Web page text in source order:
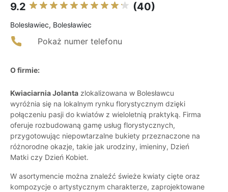
9.2 (40)
Bolesławiec, Bolesławiec
Pokaż numer telefonu
O firmie:
Kwiaciarnia Jolanta zlokalizowana w Bolesławcu
wyróżnia się na lokalnym rynku florystycznym dzięki
połączeniu pasji do kwiatów z wieloletnią praktyką. Firma
oferuje rozbudowaną gamę usług florystycznych,
przygotowując niepowtarzalne bukiety przeznaczone na
różnorodne okazje, takie jak urodziny, imieniny, Dzień
Matki czy Dzień Kobiet.
W asortymencie można znaleźć świeże kwiaty cięte oraz
kompozycje o artystycznym charakterze, zaprojektowane